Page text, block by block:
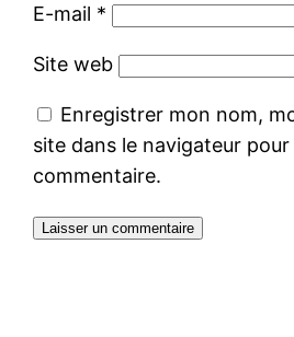
E-mail *
Site web
Enregistrer mon nom,
site dans le navigateur
commentaire.